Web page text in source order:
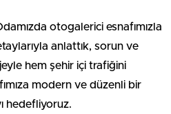
otogalerici esnafımızla
anlattık, sorun ve
hem şehir içi trafiğini
modern ve düzenli bir
hedefliyoruz.